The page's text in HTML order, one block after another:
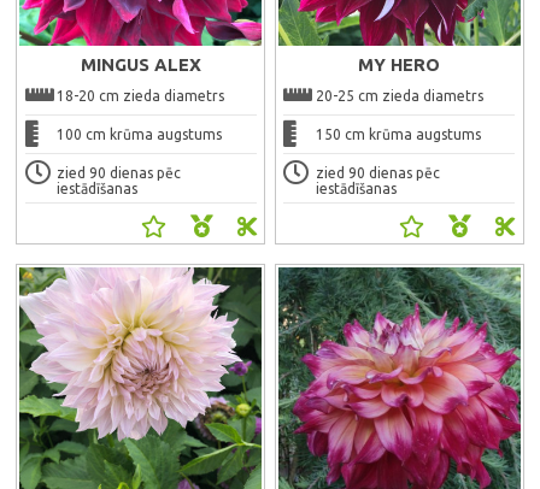
MINGUS ALEX
18-20 cm zieda diametrs
100 cm krūma augstums
zied 90 dienas pēc
iestādīšanas
MY HERO
20-25 cm zieda diametrs
150 cm krūma augstums
zied 90 dienas pēc
iestādīšanas
Ātrais skats Ātrais skats